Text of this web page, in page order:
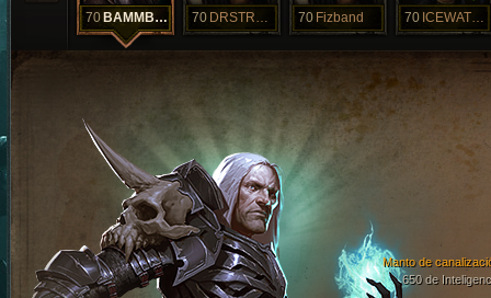
70 BAMMBAMM 70 DRSTRANGE 70 Fizband 70 ICEWATCH
Manto de
650 de